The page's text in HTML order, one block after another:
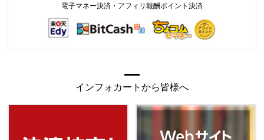
電子マネー決済・アフィリ報酬ポイント決済
インフォカートから皆様へ